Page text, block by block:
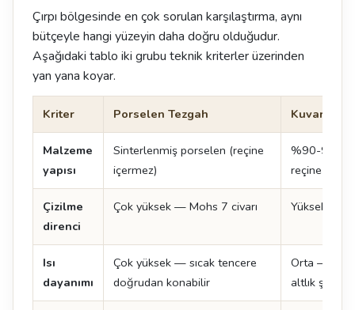
Çırpı bölgesinde en çok sorulan karşılaştırma, aynı
bütçeyle hangi yüzeyin daha doğru olduğudur.
Aşağıdaki tablo iki grubu teknik kriterler üzerinden
yan yana koyar.
Kriter Porselen Tezgah Kuvars
Malzeme
yapısı
Sinterlenmiş porselen (reçine
içermez)
%90-93
reçine +
Çizilme
direnci
Çok yüksek — Mohs 7 civarı Yüksek —
Isı
dayanımı
Çok yüksek — sıcak tencere
doğrudan konabilir
Orta —
altlık şart